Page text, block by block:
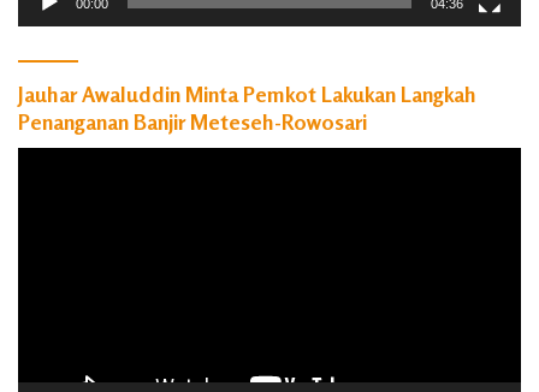
00:00 04:36
Jauhar Awaluddin Minta Pemkot Lakukan Langkah
Penanganan Banjir Meteseh-Rowosari